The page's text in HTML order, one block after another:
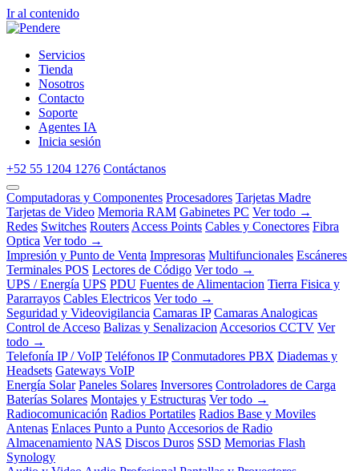
Ir al contenido
Servicios
Tienda
Nosotros
Contacto
Soporte
Agentes IA
Inicia sesión
+52 55 1204 1276 Contáctanos
Computadoras y Componentes Procesadores Tarjetas Madre
Tarjetas de Video Memoria RAM Gabinetes PC Ver todo →
Redes Switches Routers Access Points Cables y Conectores Fibra
Optica Ver todo →
Impresión y Punto de Venta Impresoras Multifuncionales Escáneres
Terminales POS Lectores de Código Ver todo →
UPS / Energía UPS PDU Fuentes de Alimentacion Tierra Fisica y
Pararrayos Cables Electricos Ver todo →
Seguridad y Videovigilancia Camaras IP Camaras Analogicas
Control de Acceso Balizas y Senalizacion Accesorios CCTV Ver
todo →
Telefonía IP / VoIP Teléfonos IP Conmutadores PBX Diademas y
Headsets Gateways VoIP
Energía Solar Paneles Solares Inversores Controladores de Carga
Baterías Solares Montajes y Estructuras Ver todo →
Radiocomunicación Radios Portatiles Radios Base y Moviles
Antenas Enlaces Punto a Punto Accesorios de Radio
Almacenamiento NAS Discos Duros SSD Memorias Flash
Synology